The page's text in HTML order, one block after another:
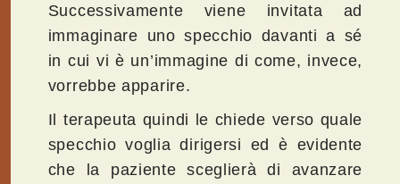
Successivamente viene invitata ad
immaginare uno specchio davanti a sé
in cui vi è un’immagine di come, invece,
vorrebbe apparire.
Il terapeuta quindi le chiede verso quale
specchio voglia dirigersi ed è evidente
che la paziente sceglierà di avanzare